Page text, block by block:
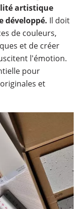
artistique
développé. Il doit
de couleurs,
et de créer
l'émotion.
pour
et